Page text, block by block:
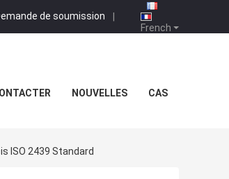
French
de soumission |
NOUVELLES CAS
ISO 2439 Standard